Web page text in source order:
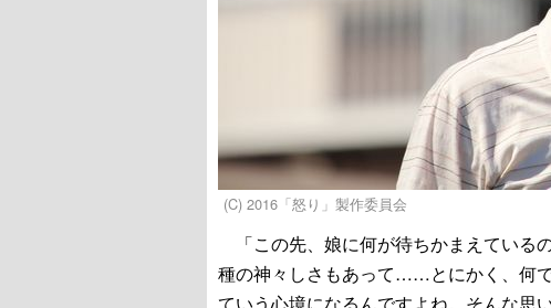
(C) 2016「怒り」製作委員会
「この先、娘に何が待ちかまえている
種の神々しさもあって……とにかく、何
ていう心境になるんですよね。そんな思